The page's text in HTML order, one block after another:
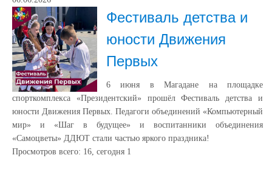
Фестиваль детства и
юности Движения
Первых
6 июня в Магадане на площадке
спорткомплекса «Президентский» прошёл Фестиваль детства и
юности Движения Первых. Педагоги объединений «Компьютерный
мир» и «Шаг в будущее» и воспитанники объединения
«Самоцветы» ДДЮТ стали частью яркого праздника!
Просмотров всего: 16, сегодня 1